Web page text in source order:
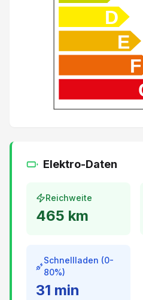
LED Tagfahrlicht
6 Lautsprecher
Fernprogrammierung der
Rückfahr-
Details siehe gültige
D
E
F
Elektro-Daten
Reichweite
465 km
Schnellladen (0-
80%)
31 min